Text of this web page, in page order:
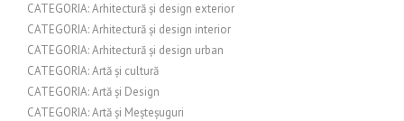
CATEGORIA: Arhitectură și design exterior
CATEGORIA: Arhitectură și design interior
CATEGORIA: Arhitectură și design urban
CATEGORIA: Artă și cultură
CATEGORIA: Artă și Design
CATEGORIA: Artă și Meșteșuguri